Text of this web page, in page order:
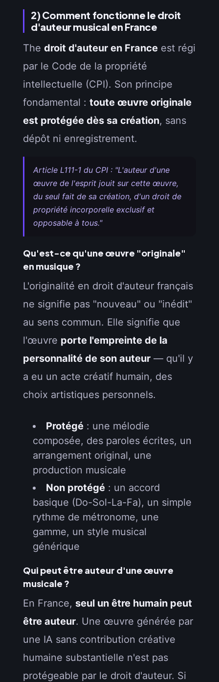
2) Comment fonctionne le droit
d'auteur musical en France
The droit d'auteur en France est régi
par le Code de la propriété
intellectuelle (CPI). Son principe
fondamental : toute œuvre originale
est protégée dès sa création, sans
dépôt ni enregistrement.
Article L111-1 du CPI : "L'auteur d'une
œuvre de l'esprit jouit sur cette œuvre,
du seul fait de sa création, d'un droit de
propriété incorporelle exclusif et
opposable à tous."
Qu'est-ce qu'une œuvre "originale"
en musique ?
L'originalité en droit d'auteur français
ne signifie pas "nouveau" ou "inédit"
au sens commun. Elle signifie que
l'œuvre porte l'empreinte de la
personnalité de son auteur — qu'il y
a eu un acte créatif humain, des
choix artistiques personnels.
Protégé : une mélodie
composée, des paroles écrites, un
arrangement original, une
production musicale
Non protégé : un accord
basique (Do-Sol-La-Fa), un simple
rythme de métronome, une
gamme, un style musical
générique
Qui peut être auteur d'une œuvre
musicale ?
En France, seul un être humain peut
être auteur. Une œuvre générée par
une IA sans contribution créative
humaine substantielle n'est pas
protégeable par le droit d'auteur. Si